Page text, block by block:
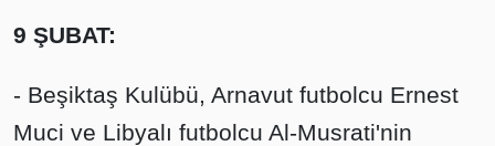
9 ŞUBAT:
- Beşiktaş Kulübü, Arnavut futbolcu Ernest
Muci ve Libyalı futbolcu Al-Musrati'nin